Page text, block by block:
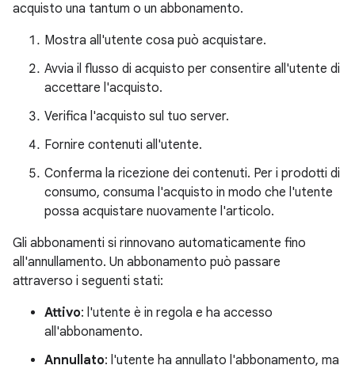
acquisto una tantum o un abbonamento.
Mostra all'utente cosa può acquistare.
Avvia il flusso di acquisto per consentire all'utente di
accettare l'acquisto.
Verifica l'acquisto sul tuo server.
Fornire contenuti all'utente.
Conferma la ricezione dei contenuti. Per i prodotti di
consumo, consuma l'acquisto in modo che l'utente
possa acquistare nuovamente l'articolo.
Gli abbonamenti si rinnovano automaticamente fino
all'annullamento. Un abbonamento può passare
attraverso i seguenti stati:
Attivo: l'utente è in regola e ha accesso
all'abbonamento.
Annullato: l'utente ha annullato l'abbonamento, ma